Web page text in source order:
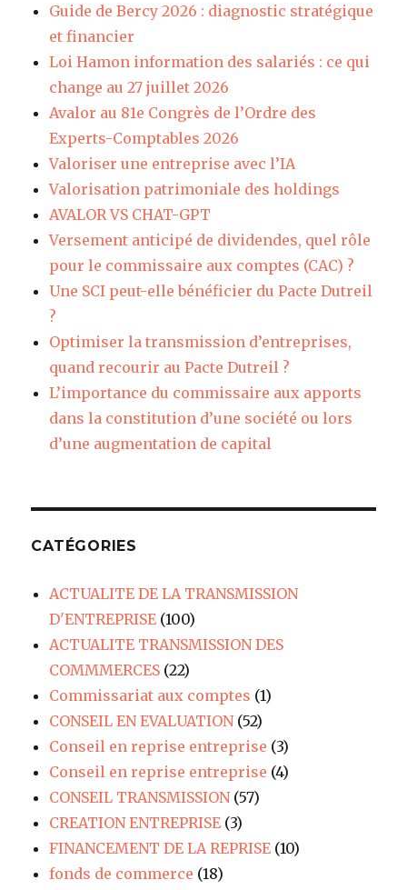
Guide de Bercy 2026 : diagnostic stratégique
et financier
Loi Hamon information des salariés : ce qui
change au 27 juillet 2026
Avalor au 81e Congrès de l’Ordre des
Experts-Comptables 2026
Valoriser une entreprise avec l’IA
Valorisation patrimoniale des holdings
AVALOR VS CHAT-GPT
Versement anticipé de dividendes, quel rôle
pour le commissaire aux comptes (CAC) ?
Une SCI peut-elle bénéficier du Pacte Dutreil
?
Optimiser la transmission d’entreprises,
quand recourir au Pacte Dutreil ?
L’importance du commissaire aux apports
dans la constitution d’une société ou lors
d’une augmentation de capital
CATÉGORIES
ACTUALITE DE LA TRANSMISSION
D'ENTREPRISE (100)
ACTUALITE TRANSMISSION DES
COMMMERCES (22)
Commissariat aux comptes (1)
CONSEIL EN EVALUATION(52)
Conseil en reprise entreprise (3)
Conseil en reprise entreprise (4)
CONSEIL TRANSMISSION(57)
CREATION ENTREPRISE (3)
FINANCEMENT DE LA REPRISE (10)
fonds de commerce (18)